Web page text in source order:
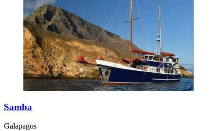
Samba
Galapagos